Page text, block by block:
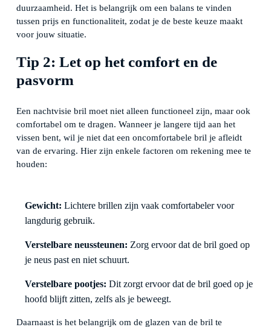
duurzaamheid. Het is belangrijk om een balans te vinden
tussen prijs en functionaliteit, zodat je de beste keuze maakt
voor jouw situatie.
Tip 2: Let op het comfort en de
pasvorm
Een nachtvisie bril moet niet alleen functioneel zijn, maar ook
comfortabel om te dragen. Wanneer je langere tijd aan het
vissen bent, wil je niet dat een oncomfortabele bril je afleidt
van de ervaring. Hier zijn enkele factoren om rekening mee te
houden:
Gewicht: Lichtere brillen zijn vaak comfortabeler voor
langdurig gebruik.
Verstelbare neussteunen: Zorg ervoor dat de bril goed op
je neus past en niet schuurt.
Verstelbare pootjes: Dit zorgt ervoor dat de bril goed op je
hoofd blijft zitten, zelfs als je beweegt.
Daarnaast is het belangrijk om de glazen van de bril te